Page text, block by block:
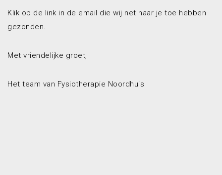
Klik op de link in de email die wij net naar je toe hebben
gezonden.
Met vriendelijke groet,
Het team van Fysiotherapie Noordhuis